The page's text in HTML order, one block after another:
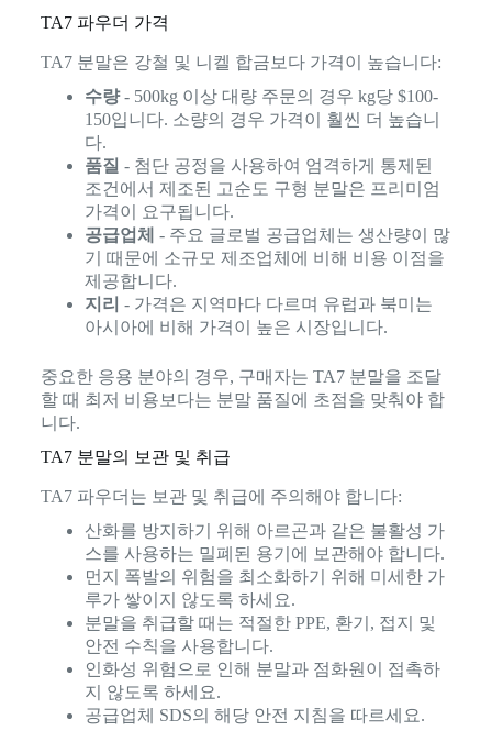
TA7 파우더 가격
TA7 분말은 강철 및 니켈 합금보다 가격이 높습니다:
수량- 500kg 이상 대량 주문의 경우 kg당 $100-
150입니다. 소량의 경우 가격이 훨씬 더 높습니
다.
품질 - 첨단 공정을 사용하여 엄격하게 통제된
조건에서 제조된 고순도 구형 분말은 프리미엄
가격이 요구됩니다.
공급업체 - 주요 글로벌 공급업체는 생산량이 많
기 때문에 소규모 제조업체에 비해 비용 이점을
제공합니다.
지리 - 가격은 지역마다 다르며 유럽과 북미는
아시아에 비해 가격이 높은 시장입니다.
중요한 응용 분야의 경우, 구매자는 TA7 분말을 조달
할 때 최저 비용보다는 분말 품질에 초점을 맞춰야 합
니다.
TA7 분말의 보관 및 취급
TA7 파우더는 보관 및 취급에 주의해야 합니다:
산화를 방지하기 위해 아르곤과 같은 불활성 가
스를 사용하는 밀폐된 용기에 보관해야 합니다.
먼지 폭발의 위험을 최소화하기 위해 미세한 가
루가 쌓이지 않도록 하세요.
분말을 취급할 때는 적절한 PPE, 환기, 접지 및
안전 수칙을 사용합니다.
인화성 위험으로 인해 분말과 점화원이 접촉하
지 않도록 하세요.
공급업체 SDS의 해당 안전 지침을 따르세요.